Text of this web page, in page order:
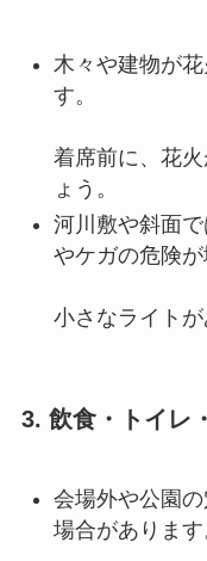
木々や建物が
す。
着席前に、花
ょう 。
河川敷や斜面
やケガの危険が
小さなライト
3. 飲食・トイレ
会場外や公園
場合があります